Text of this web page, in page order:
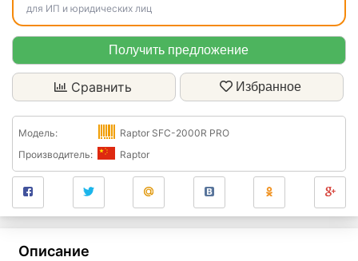
для ИП и юридических лиц
Получить предложение
Сравнить Избранное
Модель:
Raptor SFC-2000R PRO
Производитель:
Raptor
Описание